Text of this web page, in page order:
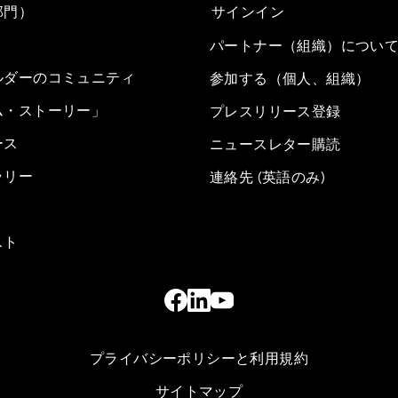
）
ーのコミュニティ
ストーリー」
リー
サインイン
パートナー（組織）につい
参加する（個人、組織）
プレスリリース登録
ニュースレター購読
連絡先 (英語のみ)
プライバシーポリシーと利用規約
サイトマップ